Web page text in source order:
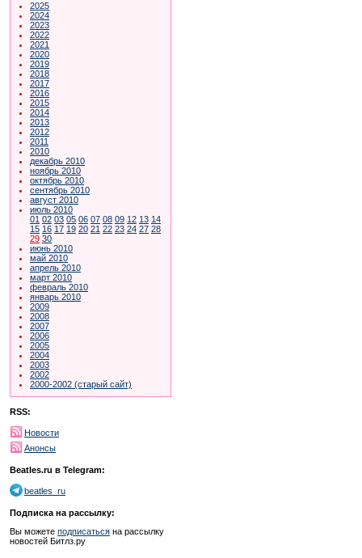
2025
2024
2023
2022
2021
2020
2019
2018
2017
2016
2015
2014
2013
2012
2011
2010
декабрь 2010
ноябрь 2010
октябрь 2010
сентябрь 2010
август 2010
июль 2010
01 02 03 05 06 07 08 09 12 13 14
15 16 17 19 20 21 22 23 24 27 28
29 30
июнь 2010
май 2010
апрель 2010
март 2010
февраль 2010
январь 2010
2009
2008
2007
2006
2005
2004
2003
2002
2000-2002 (старый сайт)
RSS:
Новости
Анонсы
Beatles.ru в Telegram:
beatles_ru
Подписка на рассылку:
Вы можете подписаться на рассылку
новостей Битлз.ру